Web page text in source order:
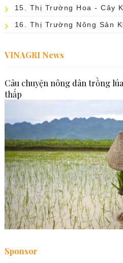
15. Thị Trường Hoa - Cây
16. Thị Trường Nông Sản
VINAGRI News
Câu chuyện nông dân trồng
thấp
Sponsor